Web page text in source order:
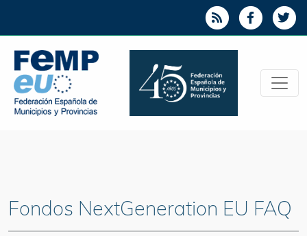
Fondos NextGeneration EU FAQ